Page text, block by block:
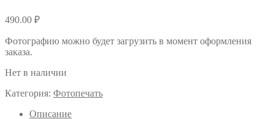
490.00 ₽
Фотографию можно будет загрузить в момент оформления
заказа.
Нет в наличии
Категория: Фотопечать
Описание